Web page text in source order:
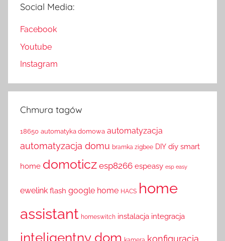
Social Media:
Facebook
Youtube
Instagram
Chmura tagów
18650 automatyka domowa automatyzacja
automatyzacja domu bramka zigbee DIY diy smart
home domoticz esp8266 espeasy esp easy
ewelink flash google home HACS home
assistant homeswitch instalacja integracja
inteligentny dom konfiguracja